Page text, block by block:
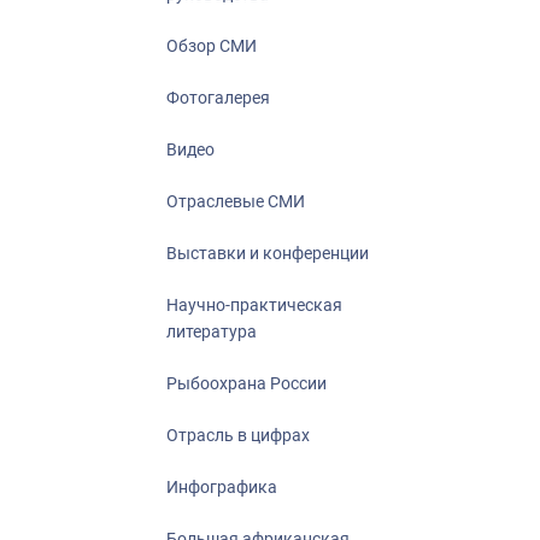
Большая
Укрепление
События в
Обзор СМИ
Фотогалерея
Видео
Отраслевые СМИ
Выставки и конференции
Научно-практическая
литература
Рыбоохрана России
Отрасль в цифрах
Инфографика